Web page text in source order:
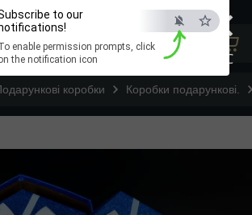
×
ESC
to our
enable permission prompts, click
the notification icon
коробки Коробки подарункові.